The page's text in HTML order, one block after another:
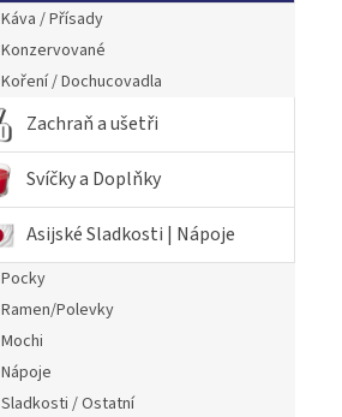
Káva / Přísady
Konzervované
Koření / Dochucovadla
Zachraň a ušetři
Svíčky a Doplňky
Asijské Sladkosti | Nápoje
Pocky
Ramen/Polevky
Mochi
Nápoje
Sladkosti / Ostatní